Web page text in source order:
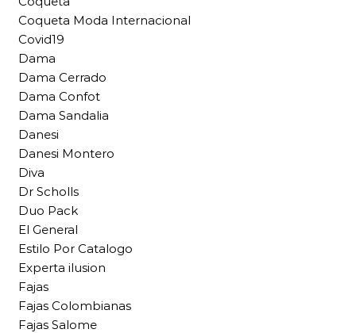
Coqueta Moda Internacional
Covid19
Dama
Dama Cerrado
Dama Confot
Dama Sandalia
Danesi
Danesi Montero
Diva
Dr Scholls
Duo Pack
El General
Estilo Por Catalogo
Experta ilusion
Fajas
Fajas Colombianas
Fajas Salome